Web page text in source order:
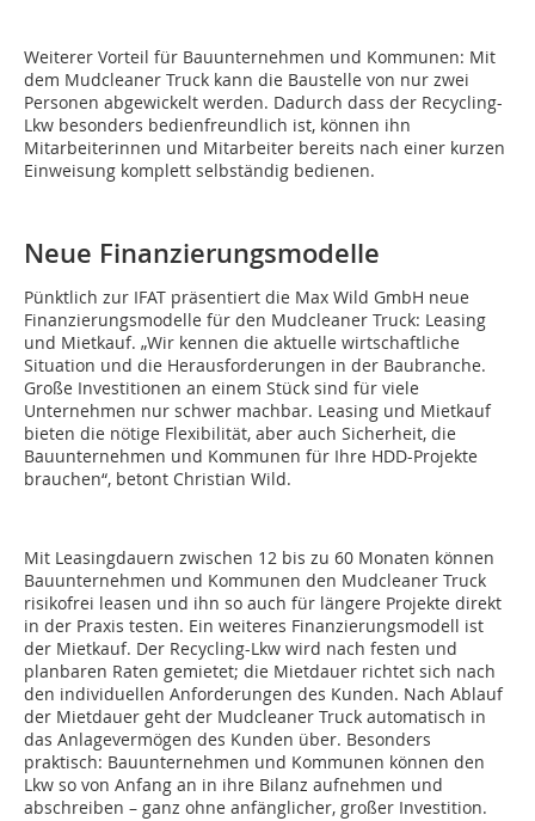
Weiterer Vorteil für Bauunternehmen und Kommunen: Mit
dem Mudcleaner Truck kann die Baustelle von nur zwei
Personen abgewickelt werden. Dadurch dass der Recycling-
Lkw besonders bedienfreundlich ist, können ihn
Mitarbeiterinnen und Mitarbeiter bereits nach einer kurzen
Einweisung komplett selbständig bedienen.
Neue Finanzierungsmodelle
Pünktlich zur IFAT präsentiert die Max Wild GmbH neue
Finanzierungsmodelle für den Mudcleaner Truck: Leasing
und Mietkauf. „Wir kennen die aktuelle wirtschaftliche
Situation und die Herausforderungen in der Baubranche.
Große Investitionen an einem Stück sind für viele
Unternehmen nur schwer machbar. Leasing und Mietkauf
bieten die nötige Flexibilität, aber auch Sicherheit, die
Bauunternehmen und Kommunen für Ihre HDD-Projekte
brauchen“, betont Christian Wild.
Mit Leasingdauern zwischen 12 bis zu 60 Monaten können
Bauunternehmen und Kommunen den Mudcleaner Truck
risikofrei leasen und ihn so auch für längere Projekte direkt
in der Praxis testen. Ein weiteres Finanzierungsmodell ist
der Mietkauf. Der Recycling-Lkw wird nach festen und
planbaren Raten gemietet; die Mietdauer richtet sich nach
den individuellen Anforderungen des Kunden. Nach Ablauf
der Mietdauer geht der Mudcleaner Truck automatisch in
das Anlagevermögen des Kunden über. Besonders
praktisch: Bauunternehmen und Kommunen können den
Lkw so von Anfang an in ihre Bilanz aufnehmen und
abschreiben – ganz ohne anfänglicher, großer Investition.